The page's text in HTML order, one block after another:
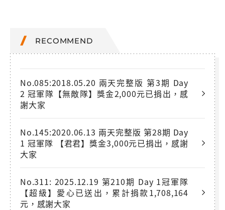
RECOMMEND
No.085:2018.05.20 兩天完整版 第3期 Day
2 冠軍隊【無敵隊】獎金2,000元已捐出，感
謝大家
No.145:2020.06.13 兩天完整版 第28期 Day
1 冠軍隊 【君君】獎金3,000元已捐出，感謝
大家
No.311: 2025.12.19 第210期 Day 1冠軍隊
【超級】愛心已送出，累計捐款1,708,164
元，感謝大家